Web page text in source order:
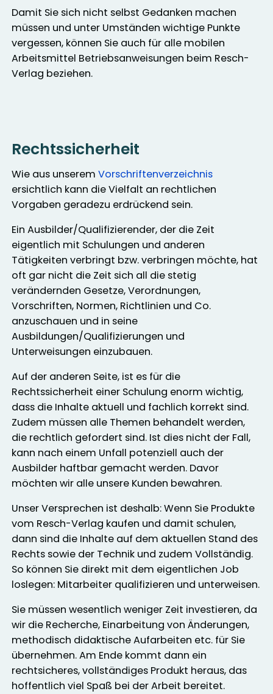
Damit Sie sich nicht selbst Gedanken machen
müssen und unter Umständen wichtige Punkte
vergessen, können Sie auch für alle mobilen
Arbeitsmittel Betriebsanweisungen beim Resch-
Verlag beziehen.
Rechtssicherheit
Wie aus unseremVorschriftenverzeichnis
ersichtlich kann die Vielfalt an rechtlichen
Vorgaben geradezu erdrückend sein.
Ein Ausbilder/Qualifizierender, der die Zeit
eigentlich mit Schulungen und anderen
Tätigkeiten verbringt bzw. verbringen möchte, hat
oft gar nicht die Zeit sich all die stetig
verändernden Gesetze, Verordnungen,
Vorschriften, Normen, Richtlinien und Co.
anzuschauen und in seine
Ausbildungen/Qualifizierungen und
Unterweisungen einzubauen.
Auf der anderen Seite, ist es für die
Rechtssicherheit einer Schulung enorm wichtig,
dass die Inhalte aktuell und fachlich korrekt sind.
Zudem müssen alle Themen behandelt werden,
die rechtlich gefordert sind. Ist dies nicht der Fall,
kann nach einem Unfall potenziell auch der
Ausbilder haftbar gemacht werden. Davor
möchten wir alle unsere Kunden bewahren.
Unser Versprechen ist deshalb: Wenn Sie Produkte
vom Resch-Verlag kaufen und damit schulen,
dann sind die Inhalte auf dem aktuellen Stand des
Rechts sowie der Technik und zudem Vollständig.
So können Sie direkt mit dem eigentlichen Job
loslegen: Mitarbeiter qualifizieren und unterweisen.
Sie müssen wesentlich weniger Zeit investieren, da
wir die Recherche, Einarbeitung von Änderungen,
methodisch didaktische Aufarbeiten etc. für Sie
übernehmen. Am Ende kommt dann ein
rechtsicheres, vollständiges Produkt heraus, das
hoffentlich viel Spaß bei der Arbeit bereitet.